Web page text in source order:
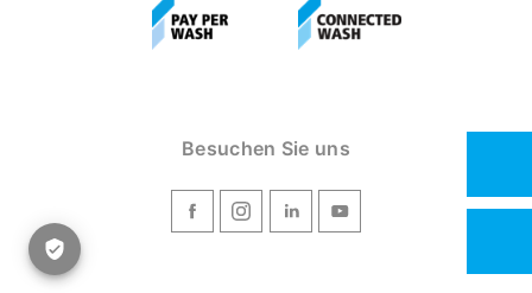
Besuchen Sie uns